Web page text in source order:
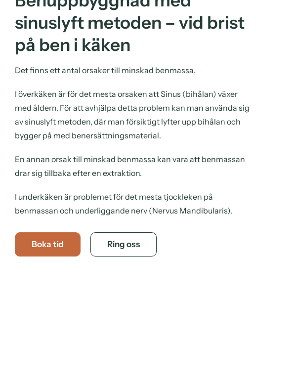
sinuslyft metoden – vid brist
på ben i käken
Det finns ett antal orsaker till minskad benmassa.
I överkäken är för det mesta orsaken att Sinus (bihålan) växer
med åldern. För att avhjälpa detta problem kan man använda sig
av sinuslyft metoden, där man försiktigt lyfter upp bihålan och
bygger på med benersättningsmaterial.
En annan orsak till minskad benmassa kan vara att benmassan
drar sig tillbaka efter en extraktion.
I underkäken är problemet för det mesta tjockleken på
benmassan och underliggande nerv (Nervus Mandibularis).
Boka tid Ring oss